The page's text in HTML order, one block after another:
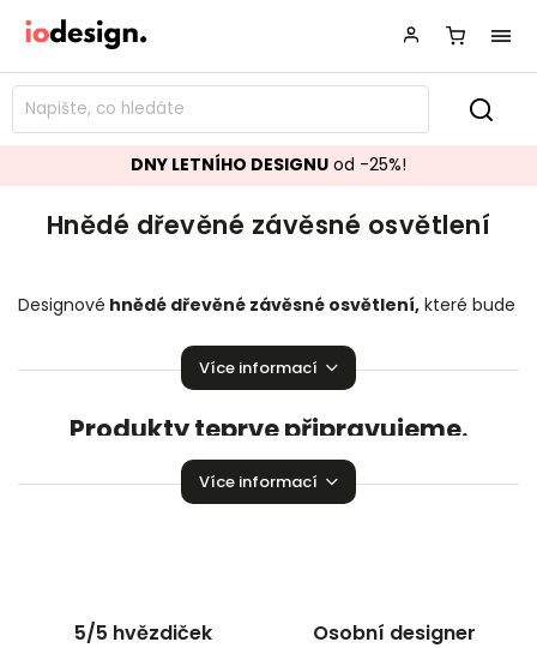
DNY LETNÍHO DESIGNU od -25%!
Hnědé dřevěné závěsné osvětlení
Designové hnědé dřevěné závěsné osvětlení, které bude
úroveň Vaší domácnosti.
Více informací
Produkty teprve připravujeme.
Můžete se ale podívat na ostatní kategorie.
Více informací
5/5 hvězdiček Osobní designer